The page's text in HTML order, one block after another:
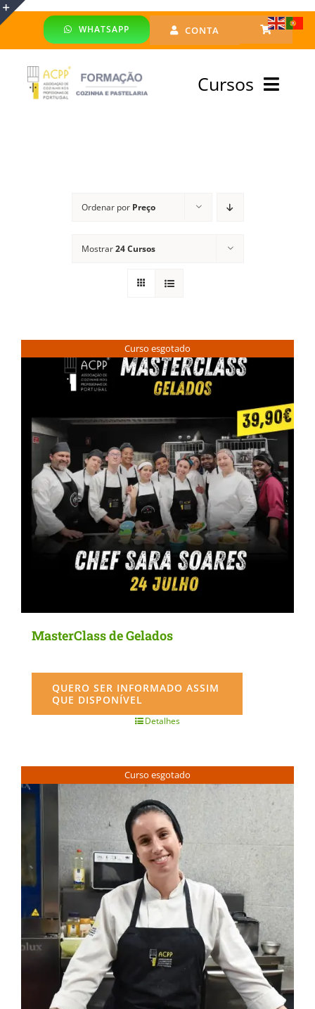
Skip
WHATSAPP CONTA
Cursos
Financiado
Ordenar por Preço
Mostrar24 Cursos
Curso esgotado
MasterClass de Gelados
QUERO SER INFORMADO ASSIM
QUE DISPONÍVEL
Detalhes
Curso esgotado